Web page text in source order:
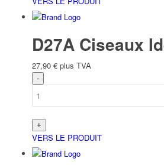
D27A Ciseaux
27,90 € plus TVA
VERS LE PRODUIT